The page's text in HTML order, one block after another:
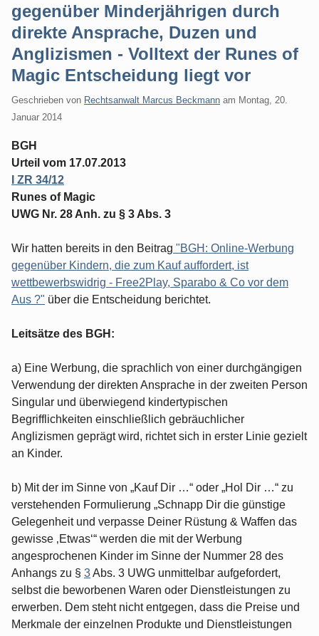
gegenüber Minderjährigen durch
direkte Ansprache, Duzen und
Anglizismen - Volltext der Runes of
Magic Entscheidung liegt vor
Geschrieben von Rechtsanwalt Marcus Beckmann am Montag, 20.
Januar 2014
BGH
Urteil vom 17.07.2013
I ZR 34/12
Runes of Magic
UWG Nr. 28 Anh. zu § 3 Abs. 3
Wir hatten bereits in den Beitrag "BGH: Online-Werbung
gegenüber Kindern, die zum Kauf auffordert, ist
wettbewerbswidrig - Free2Play, Sparabo & Co vor dem
Aus ?" über die Entscheidung berichtet.
Leitsätze des BGH:
a) Eine Werbung, die sprachlich von einer durchgängigen
Verwendung der direkten Ansprache in der zweiten Person
Singular und überwiegend kindertypischen
Begrifflichkeiten einschließlich gebräuchlicher
Anglizismen geprägt wird, richtet sich in erster Linie gezielt
an Kinder.
b) Mit der im Sinne von „Kauf Dir …“ oder „Hol Dir …“ zu
verstehenden Formulierung „Schnapp Dir die günstige
Gelegenheit und verpasse Deiner Rüstung & Waffen das
gewisse ‚Etwas‘“ werden die mit der Werbung
angesprochenen Kinder im Sinne der Nummer 28 des
Anhangs zu § 3Abs. 3 UWG unmittelbar aufgefordert,
selbst die beworbenen Waren oder Dienstleistungen zu
erwerben. Dem steht nicht entgegen, dass die Preise und
Merkmale der einzelnen Produkte und Dienstleistungen